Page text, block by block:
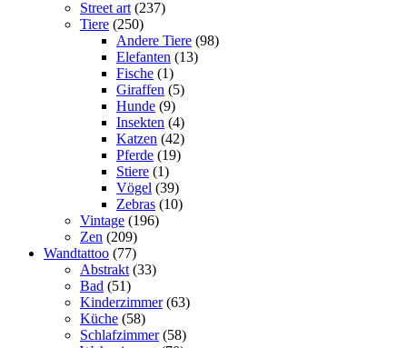
Street art (237)
Tiere (250)
Andere Tiere (98)
Elefanten (13)
Fische (1)
Giraffen (5)
Hunde (9)
Insekten (4)
Katzen (42)
Pferde (19)
Stiere (1)
Vögel (39)
Zebras (10)
Vintage (196)
Zen (209)
Wandtattoo (77)
Abstrakt (33)
Bad (51)
Kinderzimmer (63)
Küche (58)
Schlafzimmer (58)